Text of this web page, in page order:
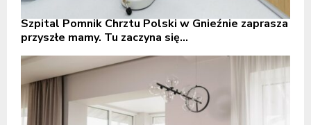
Szpital Pomnik Chrztu Polski w Gnieźnie zaprasza
przyszłe mamy. Tu zaczyna się...